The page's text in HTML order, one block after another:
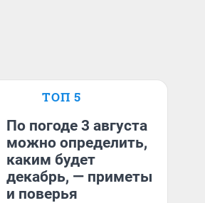
ТОП 5
По погоде 3 августа
можно определить,
каким будет
декабрь, — приметы
и поверья